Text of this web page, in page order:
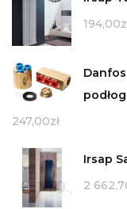
194,00
247,00zł
Irsap
2